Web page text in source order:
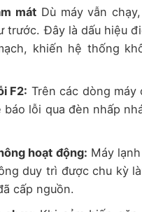
mát Dù máy vẫn
trước. Đây là dấu hiệu
khiến hệ thống
F2: Trên các dòng
lỗi qua đèn nhấp
hoạt động: Máy
duy trì được chu kỳ
cấp nguồn.